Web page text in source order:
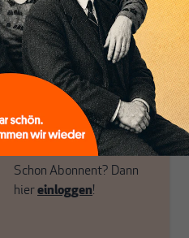
Brauchen Sie auch frische
Luft? Dann folgen Sie
einfach dem Button.
ABONNIEREN SIE
MAKROSKOP
Schon Abonnent? Dann
hiereinloggen!